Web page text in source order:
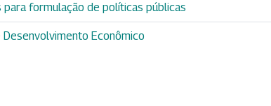
formulação de políticas públicas
Econômico